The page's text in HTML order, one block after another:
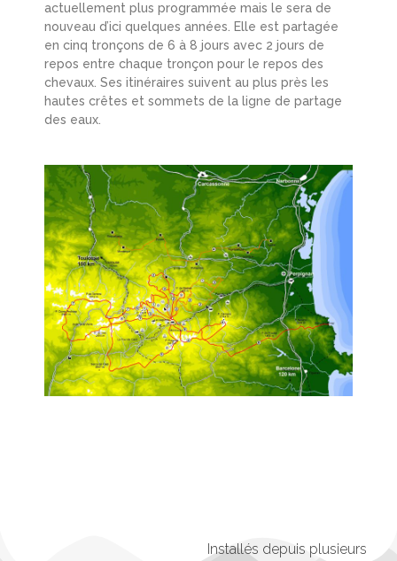
actuellement plus programmée mais le sera de
nouveau d’ici quelques années. Elle est partagée
en cinq tronçons de 6 à 8 jours avec 2 jours de
repos entre chaque tronçon pour le repos des
chevaux. Ses itinéraires suivent au plus près les
hautes crêtes et sommets de la ligne de partage
des eaux.
Installés depuis plusieurs